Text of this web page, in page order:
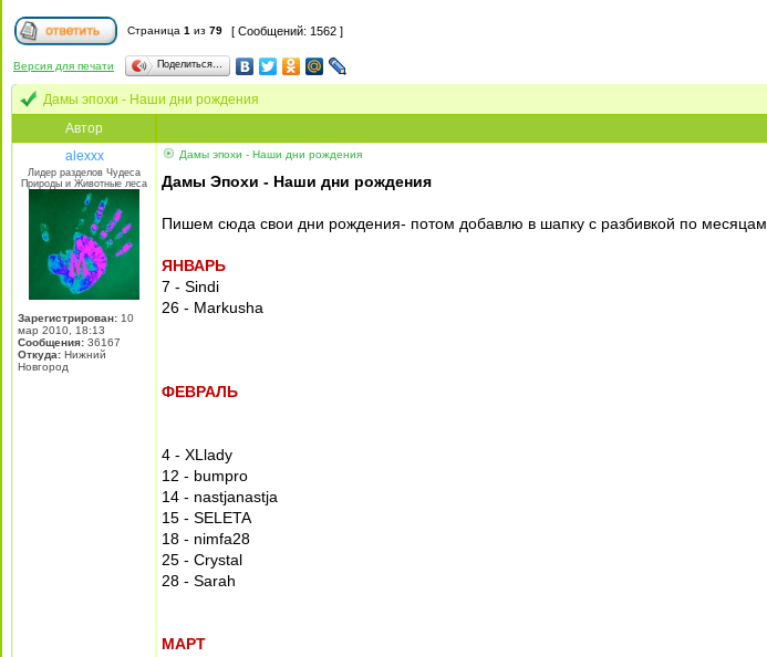
Страница 1 из 79 [ Сообщений: 1562 ]
Версия для печати Поделиться…
Дамы эпохи - Наши дни рождения
Автор
alexxx
Лидер разделов Чудеса
Природы и Животные леса
Зарегистрирован: 10
мар 2010, 18:13
Сообщения: 36167
Откуда: Нижний
Новгород
Дамы эпохи - Наши дни рождения
Дамы Эпохи - Наши дни рождения
Пишем сюда свои дни рождения- потом добавлю в шапку с разбивкой по месяцам.
ЯНВАРЬ
7 - Sindi
26 - Markusha
ФЕВРАЛЬ
4 - XLlady
12 - bumpro
14 - nastjanastja
15 - SELETA
18 - nimfa28
25 - Crystal
28 - Sarah
МАРТ